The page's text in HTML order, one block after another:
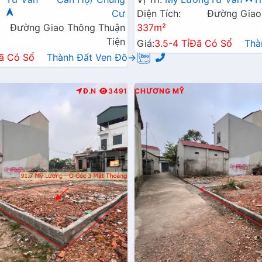
Cư
Đường Giao Thông Thuận
Tiện
Có Sổ Thành Đất Ven Đô→
Diện Tích:
337m²
Đường
Giá:3.5-4 TỉĐã Có Sổ
Đ.N 3491 CHƯƠNG MỸ